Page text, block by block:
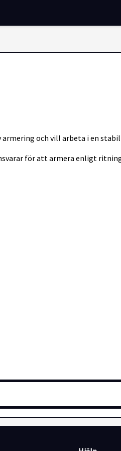
och vill arbeta i en
för att armera enligt